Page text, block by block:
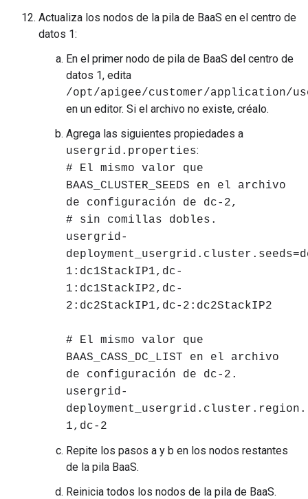
Actualiza los nodos de la pila de BaaS en el centro de
datos 1:
En el primer nodo de pila de BaaS del centro de
datos 1, edita
/opt/apigee/customer/application/
en un editor. Si el archivo no existe, créalo.
Agrega las siguientes propiedades a
usergrid.properties:
# El mismo valor que
BAAS_CLUSTER_SEEDS en el archivo
de configuración de dc-2,
# sin comillas dobles.
usergrid-
1:dc1StackIP1,dc-
1:dc1StackIP2,dc-
2:dc2StackIP1,dc-2:dc2StackIP2
# El mismo valor que
BAAS_CASS_DC_LIST en el archivo
de configuración de dc-2.
usergrid-
1,dc-2
Repite los pasos a y b en los nodos restantes
de la pila BaaS.
Reinicia todos los nodos de la pila de BaaS.